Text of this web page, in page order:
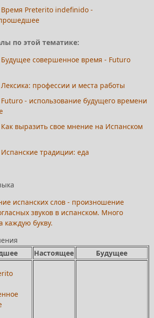
Время Preterito indefinido -
по этой тематике:
Будущее совершенное время - Futuro
Лексика: профессии и места работы
Futuro - использование будущего времени
Как выразить свое мнение на Испанском
Испанские традиции: еда
испанских слов - произношение
звуков в испанском. Много
каждую букву.
Настоящее Будущее